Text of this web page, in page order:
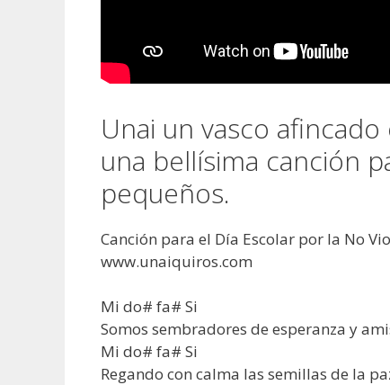
Unai un vasco
una bellísima canción
pequeños.
Canción para el Día Escolar por la No
www.unaiquiros.com
Mi do# fa# Si
Somos sembradores de esperanza y
Mi do# fa# Si
Regando con calma las semillas de la